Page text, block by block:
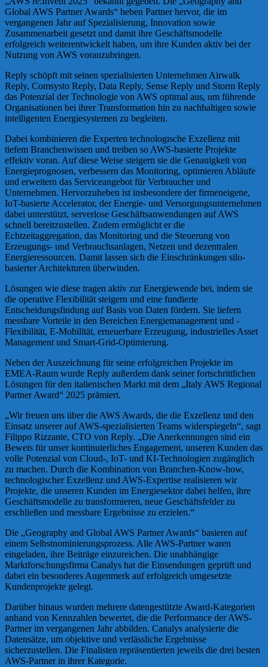
Global AWS Partner Awards“ heben Partner hervor, die im
vergangenen Jahr auf Spezialisierung, Innovation sowie
Zusammenarbeit gesetzt und damit ihre Geschäftsmodelle
erfolgreich weiterentwickelt haben, um ihre Kunden aktiv bei der
Nutzung von AWS voranzubringen.
Reply schöpft mit seinen spezialisierten Unternehmen Airwalk
Reply, Comsysto Reply, Data Reply, Sense Reply und Storm Reply
das Potenzial der Technologie von AWS optimal aus, um führende
Organisationen bei ihrer Transformation hin zu nachhaltigen sowie
intelligenten Energiesystemen zu begleiten.
Dabei kombinieren die Experten technologische Exzellenz mit
tiefem Branchenwissen und treiben so AWS-basierte Projekte
effektiv voran. Auf diese Weise steigern sie die Genauigkeit von
Energieprognosen, verbessern das Monitoring, optimieren Abläufe
und erweitern das Serviceangebot für Verbraucher und
Unternehmen. Hervorzuheben ist insbesondere der firmeneigene,
IoT-basierte Accelerator, der Energie- und Versorgungsunternehmen
dabei unterstützt, serverlose Geschäftsanwendungen auf AWS
schnell bereitzustellen. Zudem ermöglicht er die
Echtzeitaggregation, das Monitoring und die Steuerung von
Erzeugungs- und Verbrauchsanlagen, Netzen und dezentralen
Energieressourcen. Damit lassen sich die Einschränkungen silo-
basierter Architekturen überwinden.
Lösungen wie diese tragen aktiv zur Energiewende bei, indem sie
die operative Flexibilität steigern und eine fundierte
Entscheidungsfindung auf Basis von Daten fördern. Sie liefern
messbare Vorteile in den Bereichen Energiemanagement und -
Flexibilität, E-Mobilität, erneuerbare Erzeugung, industrielles Asset
Management und Smart-Grid-Optimierung.
Neben der Auszeichnung für seine erfolgreichen Projekte im
EMEA-Raum wurde Reply außerdem dank seiner fortschrittlichen
Lösungen für den italienischen Markt mit dem „Italy AWS Regional
Partner Award“ 2025 prämiert.
„Wir freuen uns über die AWS Awards, die die Exzellenz und den
Einsatz unserer auf AWS-spezialisierten Teams widerspiegeln“, sagt
Filippo Rizzante, CTO von Reply. „Die Anerkennungen sind ein
Beweis für unser kontinuierliches Engagement, unseren Kunden das
volle Potenzial von Cloud-, IoT- und KI-Technologien zugänglich
zu machen. Durch die Kombination von Branchen-Know-how,
technologischer Exzellenz und AWS-Expertise realisieren wir
Projekte, die unseren Kunden im Energiesektor dabei helfen, ihre
Geschäftsmodelle zu transformieren, neue Geschäftsfelder zu
erschließen und messbare Ergebnisse zu erzielen.“
Die „Geography and Global AWS Partner Awards“ basieren auf
einem Selbstnominierungsprozess. Alle AWS-Partner waren
eingeladen, ihre Beiträge einzureichen. Die unabhängige
Marktforschungsfirma Canalys hat die Einsendungen geprüft und
dabei ein besonderes Augenmerk auf erfolgreich umgesetzte
Kundenprojekte gelegt.
Darüber hinaus wurden mehrere datengestützte Award-Kategorien
anhand von Kennzahlen bewertet, die die Performance der AWS-
Partner im vergangenen Jahr abbilden. Canalys analysierte die
Datensätze, um objektive und verlässliche Ergebnisse
sicherzustellen. Die Finalisten repräsentierten jeweils die drei besten
AWS-Partner in ihrer Kategorie.